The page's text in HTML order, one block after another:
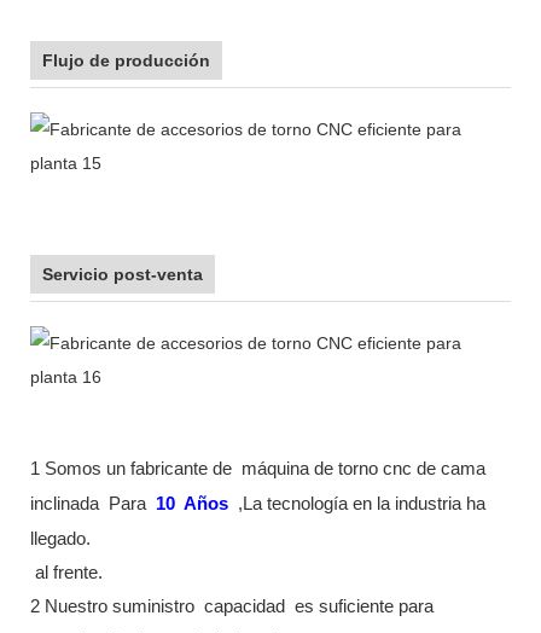
Flujo de producción
Servicio post-venta
1 Somos un fabricante de máquina de torno cnc de cama
inclinada
Para 10 Años ,La tecnología en la industria ha
llegado.
al frente.
2 Nuestro suministro capacidad
es suficiente para